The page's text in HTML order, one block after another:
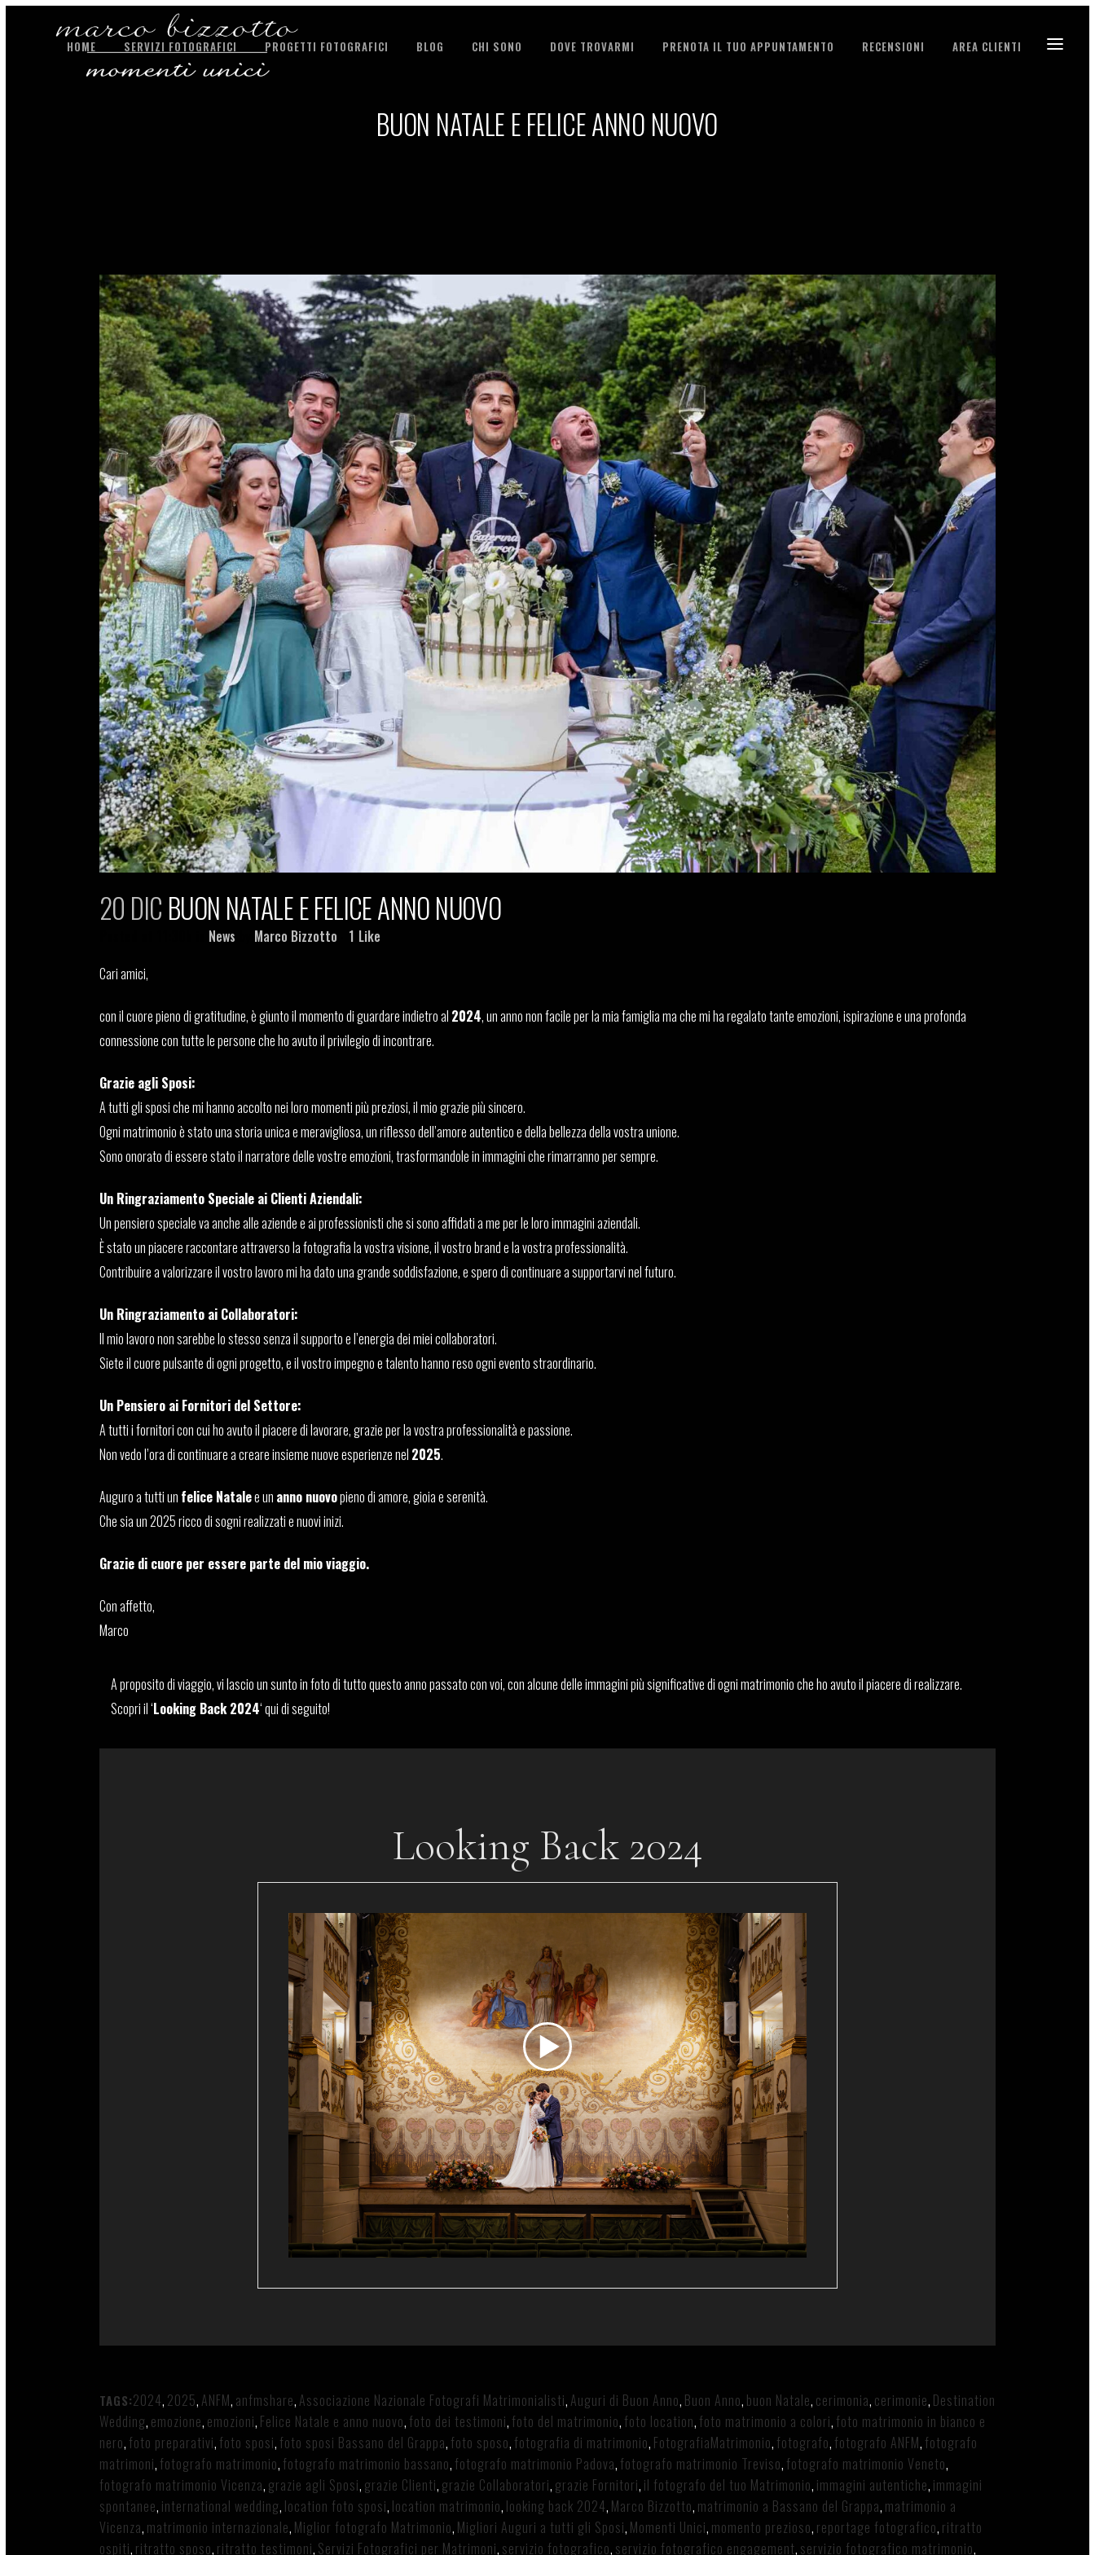
HOME SERVIZI FOTOGRAFICI PROGETTI FOTOGRAFICI BLOG CHI SONO DOVE TROVARMI PRENOTA IL TUO APPUNTAMENTO RECENSIONI AREA CLIENTI
BUON NATALE E FELICE ANNO NUOVO
20 DIC BUON NATALE E FELICE ANNO NUOVO
News Marco Bizzotto 1 Like
Cari amici,
con il cuore pieno di gratitudine, è giunto il momento di guardare indietro al 2024, un anno non facile per la mia famiglia ma che mi ha regalato tante emozioni, ispirazione e una profonda
connessione con tutte le persone che ho avuto il privilegio di incontrare.
Grazie agli Sposi:
A tutti gli sposi che mi hanno accolto nei loro momenti più preziosi, il mio grazie più sincero.
Ogni matrimonio è stato una storia unica e meravigliosa, un riflesso dell’amore autentico e della bellezza della vostra unione.
Sono onorato di essere stato il narratore delle vostre emozioni, trasformandole in immagini che rimarranno per sempre.
Un Ringraziamento Speciale ai Clienti Aziendali:
Un pensiero speciale va anche alle aziende e ai professionisti che si sono affidati a me per le loro immagini aziendali.
È stato un piacere raccontare attraverso la fotografia la vostra visione, il vostro brand e la vostra professionalità.
Contribuire a valorizzare il vostro lavoro mi ha dato una grande soddisfazione, e spero di continuare a supportarvi nel futuro.
Un Ringraziamento ai Collaboratori:
Il mio lavoro non sarebbe lo stesso senza il supporto e l’energia dei miei collaboratori.
Siete il cuore pulsante di ogni progetto, e il vostro impegno e talento hanno reso ogni evento straordinario.
Un Pensiero ai Fornitori del Settore:
A tutti i fornitori con cui ho avuto il piacere di lavorare, grazie per la vostra professionalità e passione.
Non vedo l’ora di continuare a creare insieme nuove esperienze nel 2025.
Auguro a tutti un felice Natalee un anno nuovopieno di amore, gioia e serenità.
Che sia un 2025 ricco di sogni realizzati e nuovi inizi.
Grazie di cuore per essere parte del mio viaggio.
Con affetto,
Marco
A proposito di viaggio, vi lascio un sunto in foto di tutto questo anno passato con voi, con alcune delle immagini più significative di ogni matrimonio che ho avuto il piacere di realizzare.
Scopri il ‘Looking Back 2024‘ qui di seguito!
TAGS:2024, 2025, ANFM, anfmshare, Associazione Nazionale Fotografi Matrimonialisti, Auguri di Buon Anno, Buon Anno, buon Natale, cerimonia, cerimonie, Destination
Wedding, emozione, emozioni, Felice Natale e anno nuovo, foto dei testimoni, foto del matrimonio, foto location, foto matrimonio a colori, foto matrimonio in bianco e
nero, foto preparativi, foto sposi, foto sposi Bassano del Grappa, foto sposo, fotografia di matrimonio, FotografiaMatrimonio, fotografo, fotografo ANFM, fotografo
matrimoni, fotografo matrimonio, fotografo matrimonio bassano, fotografo matrimonio Padova, fotografo matrimonio Treviso, fotografo matrimonio Veneto,
fotografo matrimonio Vicenza, grazie agli Sposi, grazie Clienti, grazie Collaboratori, grazie Fornitori, il fotografo del tuo Matrimonio, immagini autentiche, immagini
spontanee, international wedding, location foto sposi, location matrimonio, looking back 2024, Marco Bizzotto, matrimonio a Bassano del Grappa, matrimonio a
Vicenza, matrimonio internazionale, Miglior fotografo Matrimonio, Migliori Auguri a tutti gli Sposi, Momenti Unici, momento prezioso, reportage fotografico, ritratto
ospiti, ritratto sposo, ritratto testimoni, Servizi Fotografici per Matrimoni, servizio fotografico, servizio fotografico engagement, servizio fotografico matrimonio,